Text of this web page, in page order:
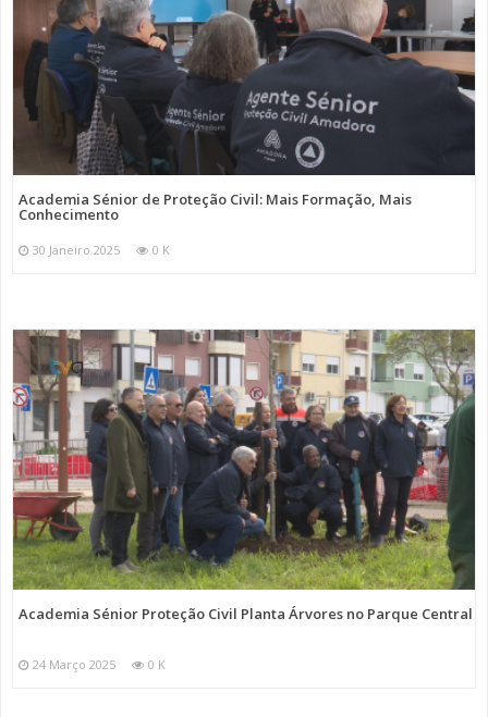
Academia Sénior de Proteção Civil: Mais Formação, Mais
Conhecimento
30 Janeiro 2025 0 K
Academia Sénior Proteção Civil Planta Árvores no Parque Central
24 Março 2025 0 K